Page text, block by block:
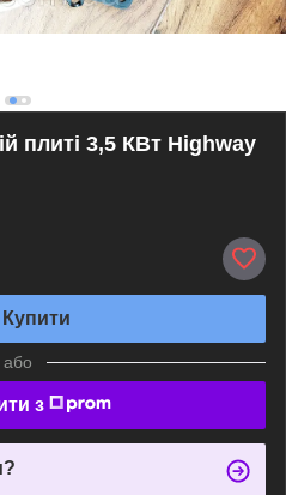
плиті 3,5 КВт Highway
Купити
або
з